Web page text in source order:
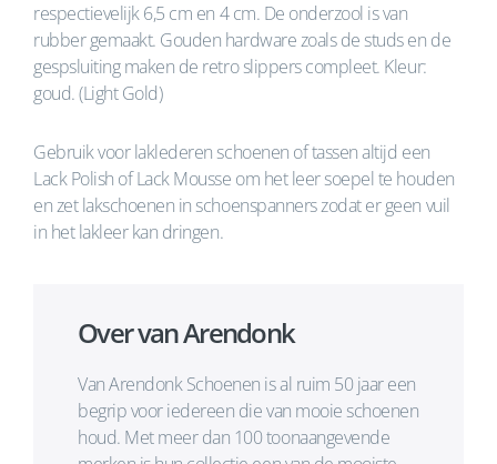
respectievelijk 6,5 cm en 4 cm. De onderzool is van
rubber gemaakt. Gouden hardware zoals de studs en de
gespsluiting maken de retro slippers compleet. Kleur:
goud. (Light Gold)
Gebruik voor laklederen schoenen of tassen altijd een
Lack Polish of Lack Mousse om het leer soepel te houden
en zet lakschoenen in schoenspanners zodat er geen vuil
in het lakleer kan dringen.
Over van Arendonk
Van Arendonk Schoenen is al ruim 50 jaar een
begrip voor iedereen die van mooie schoenen
houd. Met meer dan 100 toonaangevende